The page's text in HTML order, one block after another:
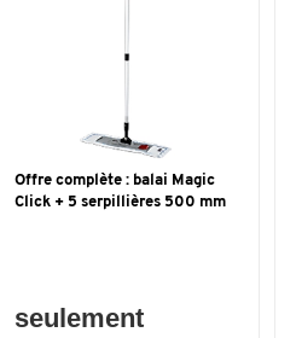
Offre complète : balai Magic
Click + 5 serpillières 500 mm
seulement